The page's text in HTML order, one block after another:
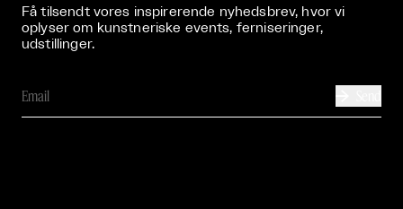
Få tilsendt vores inspirerende nyhedsbrev, hvor vi
oplyser om kunstneriske events, ferniseringer,
udstillinger.